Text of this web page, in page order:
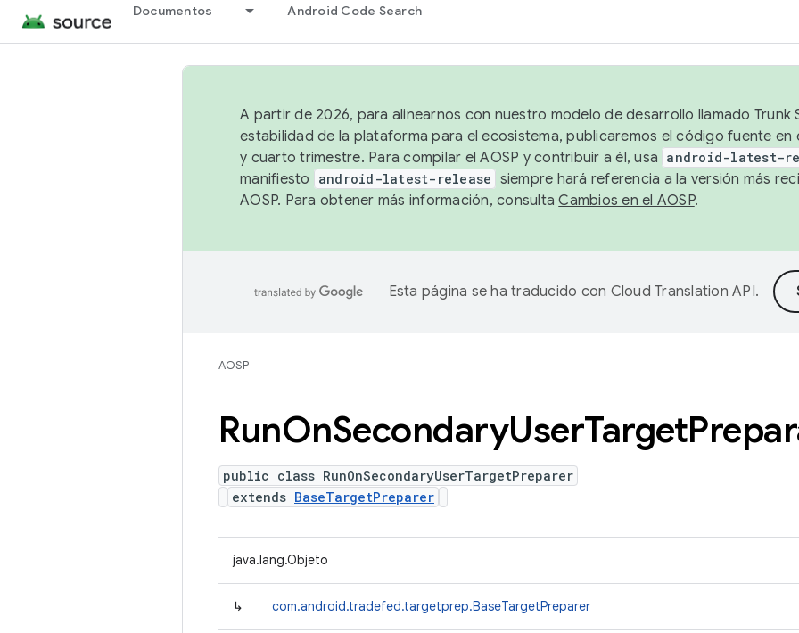
Documentos Android Code Search
A partir de 2026, para alinearnos con nuestro modelo de desarrollo llamado Trunk
estabilidad de la plataforma para el ecosistema, publicaremos el código fuente en
y cuarto trimestre. Para compilar el AOSP y contribuir a él, usa android-latest-
manifiesto android-latest-release siempre hará referencia a la versión más
AOSP. Para obtener más información, consultaCambios en el AOSP.
Esta página se ha traducido con Cloud Translation API.
AOSP
RunOnSecondaryUserTarget
public class RunOnSecondaryUserTargetPreparer
extends BaseTargetPreparer
java.lang.Objeto
↳ com.android.tradefed.targetprep.BaseTargetPreparer